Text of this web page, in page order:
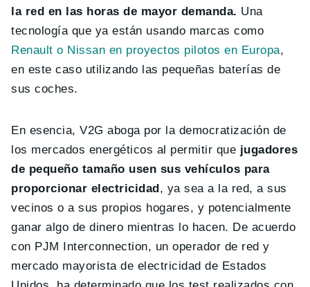
la red en las horas de mayor demanda. Una
tecnología que ya están usando marcas como
Renault o Nissan en proyectos pilotos en Europa,
en este caso utilizando las pequeñas baterías de
sus coches.
En esencia, V2G aboga por la democratización de
los mercados energéticos al permitir que jugadores
de pequeño tamaño usen sus vehículos para
proporcionar electricidad , ya sea a la red, a sus
vecinos o a sus propios hogares, y potencialmente
ganar algo de dinero mientras lo hacen. De acuerdo
con PJM Interconnection, un operador de red y
mercado mayorista de electricidad de Estados